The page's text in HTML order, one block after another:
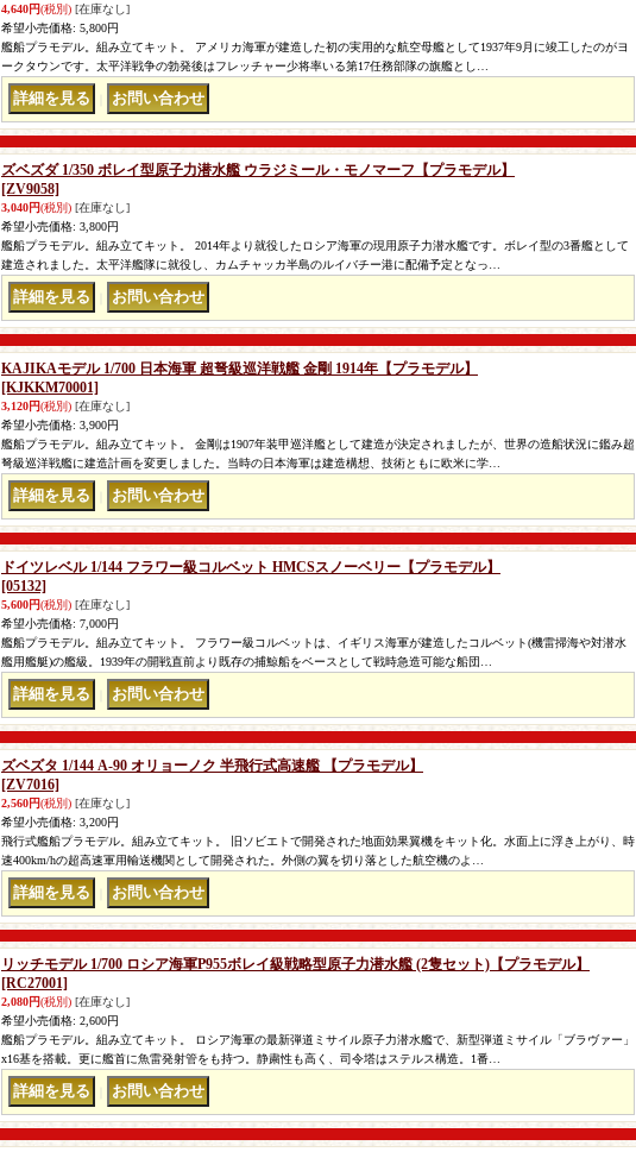
4,640円(税別) [在庫なし]
希望小売価格: 5,800円
艦船プラモデル。組み立てキット。 アメリカ海軍が建造した初の実用的な航空母艦として1937年9月に竣工したのがヨ
ークタウンです。太平洋戦争の勃発後はフレッチャー少将率いる第17任務部隊の旗艦とし…
ズベズダ 1/350 ボレイ型原子力潜水艦 ウラジミール・モノマーフ【プラモデル】
[ZV9058]
3,040円(税別) [在庫なし]
希望小売価格: 3,800円
艦船プラモデル。組み立てキット。 2014年より就役したロシア海軍の現用原子力潜水艦です。ボレイ型の3番艦として
建造されました。太平洋艦隊に就役し、カムチャッカ半島のルイバチー港に配備予定となっ…
KAJIKAモデル 1/700 日本海軍 超弩級巡洋戦艦 金剛 1914年【プラモデル】
[KJKKM70001]
3,120円(税別) [在庫なし]
希望小売価格: 3,900円
艦船プラモデル。組み立てキット。 金剛は1907年装甲巡洋艦として建造が決定されましたが、世界の造船状況に鑑み超
弩級巡洋戦艦に建造計画を変更しました。当時の日本海軍は建造構想、技術ともに欧米に学…
ドイツレベル 1/144 フラワー級コルベット HMCSスノーベリー【プラモデル】
[05132]
5,600円(税別) [在庫なし]
希望小売価格: 7,000円
艦船プラモデル。組み立てキット。 フラワー級コルベットは、イギリス海軍が建造したコルベット(機雷掃海や対潜水
艦用艦艇)の艦級。1939年の開戦直前より既存の捕鯨船をベースとして戦時急造可能な船団…
ズベズタ 1/144 A-90 オリョーノク 半飛行式高速艦 【プラモデル】
[ZV7016]
2,560円(税別) [在庫なし]
希望小売価格: 3,200円
飛行式艦船プラモデル。組み立てキット。 旧ソビエトで開発された地面効果翼機をキット化。水面上に浮き上がり、時
速400km/hの超高速軍用輸送機関として開発された。外側の翼を切り落とした航空機のよ…
リッチモデル 1/700 ロシア海軍P955ボレイ級戦略型原子力潜水艦 (2隻セット)【プラモデル】
[RC27001]
2,080円(税別) [在庫なし]
希望小売価格: 2,600円
艦船プラモデル。組み立てキット。 ロシア海軍の最新弾道ミサイル原子力潜水艦で、新型弾道ミサイル「ブラヴァー」
x16基を搭載。更に艦首に魚雷発射管をも持つ。静粛性も高く、司令塔はステルス構造。1番…